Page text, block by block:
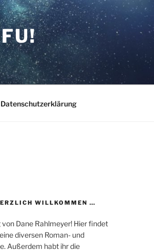
Datenschutzerklärung
WILLKOMMEN …
Dane Rahlmeyer! Hier findet
diversen Roman- und
Außerdem habt ihr die